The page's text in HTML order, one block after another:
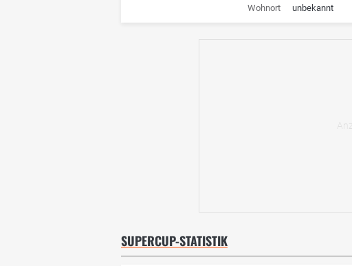
Wohnort unbekannt
SUPERCUP-STATISTIK